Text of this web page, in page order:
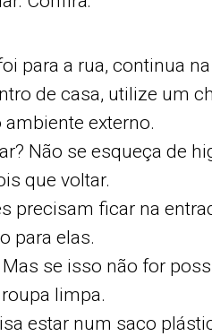
para a rua, continua
de casa, utilize um
externo.
Não se esqueça de
que voltar.
precisam ficar na
para elas.
se isso não for
limpa.
estar num saco